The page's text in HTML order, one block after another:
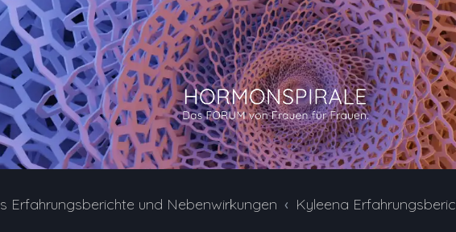
Erfahrungsberichte und Nebenwirkungen Kyleena